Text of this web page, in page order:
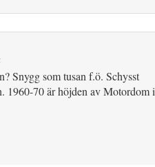
Snygg som tusan f.ö. Schysst
1960-70 är höjden av Motordom i